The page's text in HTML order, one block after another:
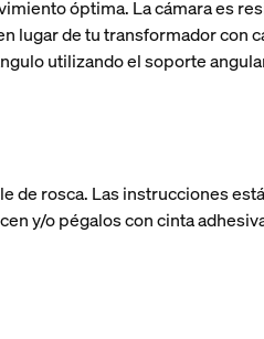
óptima. La cámara es
lugar de tu transformador con
utilizando el soporte
de rosca. Las instrucciones
y/o pégalos con cinta